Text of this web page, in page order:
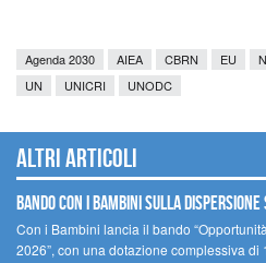
Agenda 2030 AIEA CBRN EU
UN
UNICRI UNODC
Altri articoli
Bando Con i Bambini sulla
Con i Bambini lancia il bando
2026”, con una dotazione complessiva